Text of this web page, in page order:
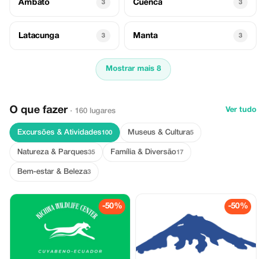
Ambato 3 Cuenca 3
Latacunga 3 Manta 3
Mostrar mais 8
O que fazer · 160 lugares Ver tudo
Excursões & Atividades100 Museus & Cultura5
Natureza & Parques35 Família & Diversão17
Bem-estar & Beleza3
-50% -50%